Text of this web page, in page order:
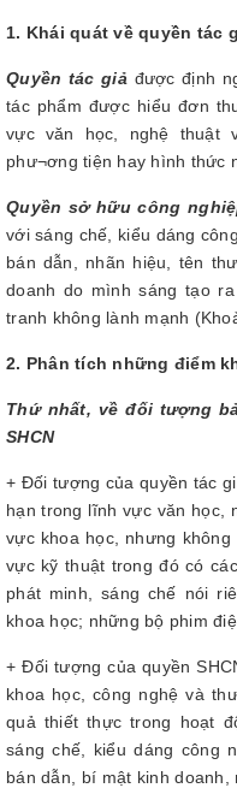
1. Khái quát về quyền tác
Quyền tác giả được định
tác phẩm được hiểu đơn
vực văn học, nghệ thuật
phư¬ơng tiện hay hình thức
Quyền sở hữu công
với sáng chế, kiểu dáng
bán dẫn, nhãn hiệu, tên
doanh do mình sáng tạo
tranh không lành mạnh
2. Phân tích những điểm
Thứ nhất, về đối tượng
SHCN
+ Đối tượng của quyền tác
hạn trong lĩnh vực văn học,
vực khoa học, nhưng
vực kỹ thuật trong đó có
phát minh, sáng chế nói
khoa học; những bộ phim
+ Đối tượng của quyền
khoa học, công nghệ và
quả thiết thực trong hoạt
sáng chế, kiểu dáng công
bán dẫn, bí mật kinh